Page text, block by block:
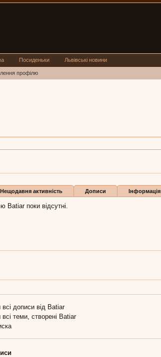
Нещодавня активність Дописи Інформація
Batiar поки відсутні.
всі дописи від Batiar
всі теми, створені Batiar
профілю
Посиденьки Львівські новини